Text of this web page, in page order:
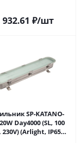
932.61 ₽/шт
SP-KATANO-
Day4000 (SL, 100
230V) (Arlight, IP65